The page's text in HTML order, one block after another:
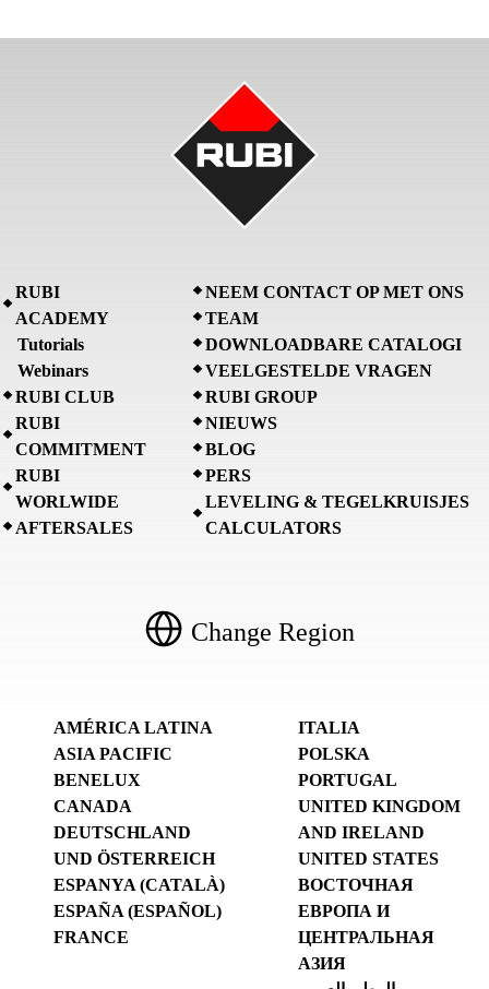
RUBI
ACADEMY
Tutorials
Webinars
RUBI CLUB
RUBI
COMMITMENT
RUBI
WORLWIDE
AFTERSALES
NEEM CONTACT OP MET ONS
TEAM
DOWNLOADBARE CATALOGI
VEELGESTELDE VRAGEN
RUBI GROUP
NIEUWS
BLOG
PERS
LEVELING & TEGELKRUISJES
CALCULATORS
Change Region
AMÉRICA LATINA
ASIA PACIFIC
BENELUX
CANADA
DEUTSCHLAND
UND ÖSTERREICH
ESPANYA (CATALÀ)
ESPAÑA (ESPAÑOL)
FRANCE
ITALIA
POLSKA
PORTUGAL
UNITED KINGDOM
AND IRELAND
UNITED STATES
ВОСТОЧНАЯ
ЕВРОПА И
ЦЕНТРАЛЬНАЯ
АЗИЯ